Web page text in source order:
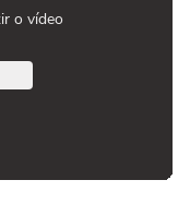
o vídeo